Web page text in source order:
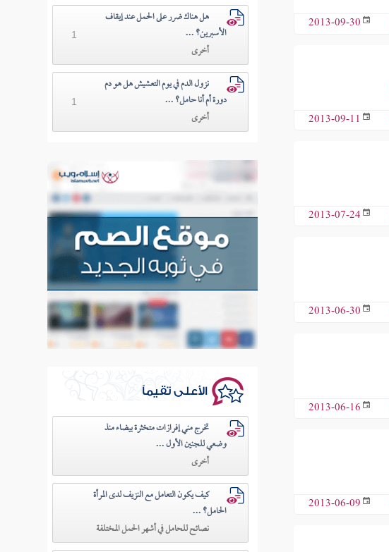
2013-09-30
2013-09-11
2013-07-24
2013-06-30
2013-06-16
2013-06-09
هل هناك ضرر على الحمل عند إيقاف
الأسبرين؟ ...
أخرى
1
نزول الدم في يوم التعشيش هل هو دم
دورة أم أنا حامل؟ ...
أخرى
1
الأعلى تقيماً
تخرج مني إفرازات متخثرة بيضاء منذ
وضعي للجنين الأول ...
أخرى
كيف يكون التعامل مع النزيف لدى المرأة
الحامل؟ ...
نصائح للحامل في أشهر الحمل المختلفة